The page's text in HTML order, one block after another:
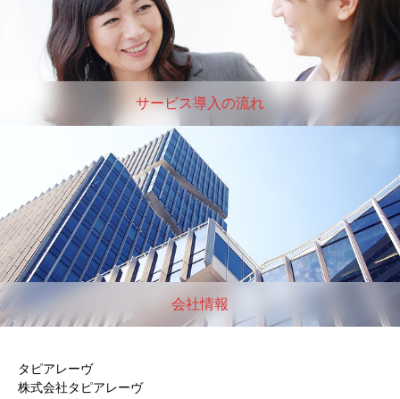
サービス導入の流れ
会社情報
タピアレーヴ
株式会社タピアレーヴ